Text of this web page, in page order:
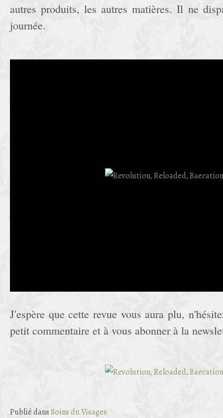
autres produits, les autres matières. Il ne
journée.
J'espère que cette revue vous aura plu,
petit commentaire et à vous abonner à la
Publié dansSoins du Visages